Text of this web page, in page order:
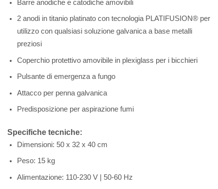
Barre anodiche e catodiche amovibili
2 anodi in titanio platinato con tecnologia PLATIFUSION® per
utilizzo con qualsiasi soluzione galvanica a base metalli
preziosi
Coperchio protettivo amovibile in plexiglass per i bicchieri
Pulsante di emergenza a fungo
Attacco per penna galvanica
Predisposizione per aspirazione fumi
Specifiche tecniche:
Dimensioni: 50 x 32 x 40 cm
Peso: 15 kg
Alimentazione: 110-230 V | 50-60 Hz